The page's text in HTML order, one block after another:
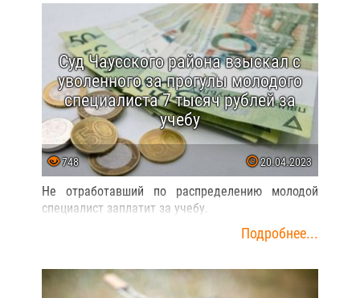
Суд Чаусского района взыскал с
уволенного за прогулы молодого
специалиста 7 тысяч рублей за
учебу
748 20.04.2023
Не отработавший по распределению молодой
специалист заплатит за учебу.
Подробнее...